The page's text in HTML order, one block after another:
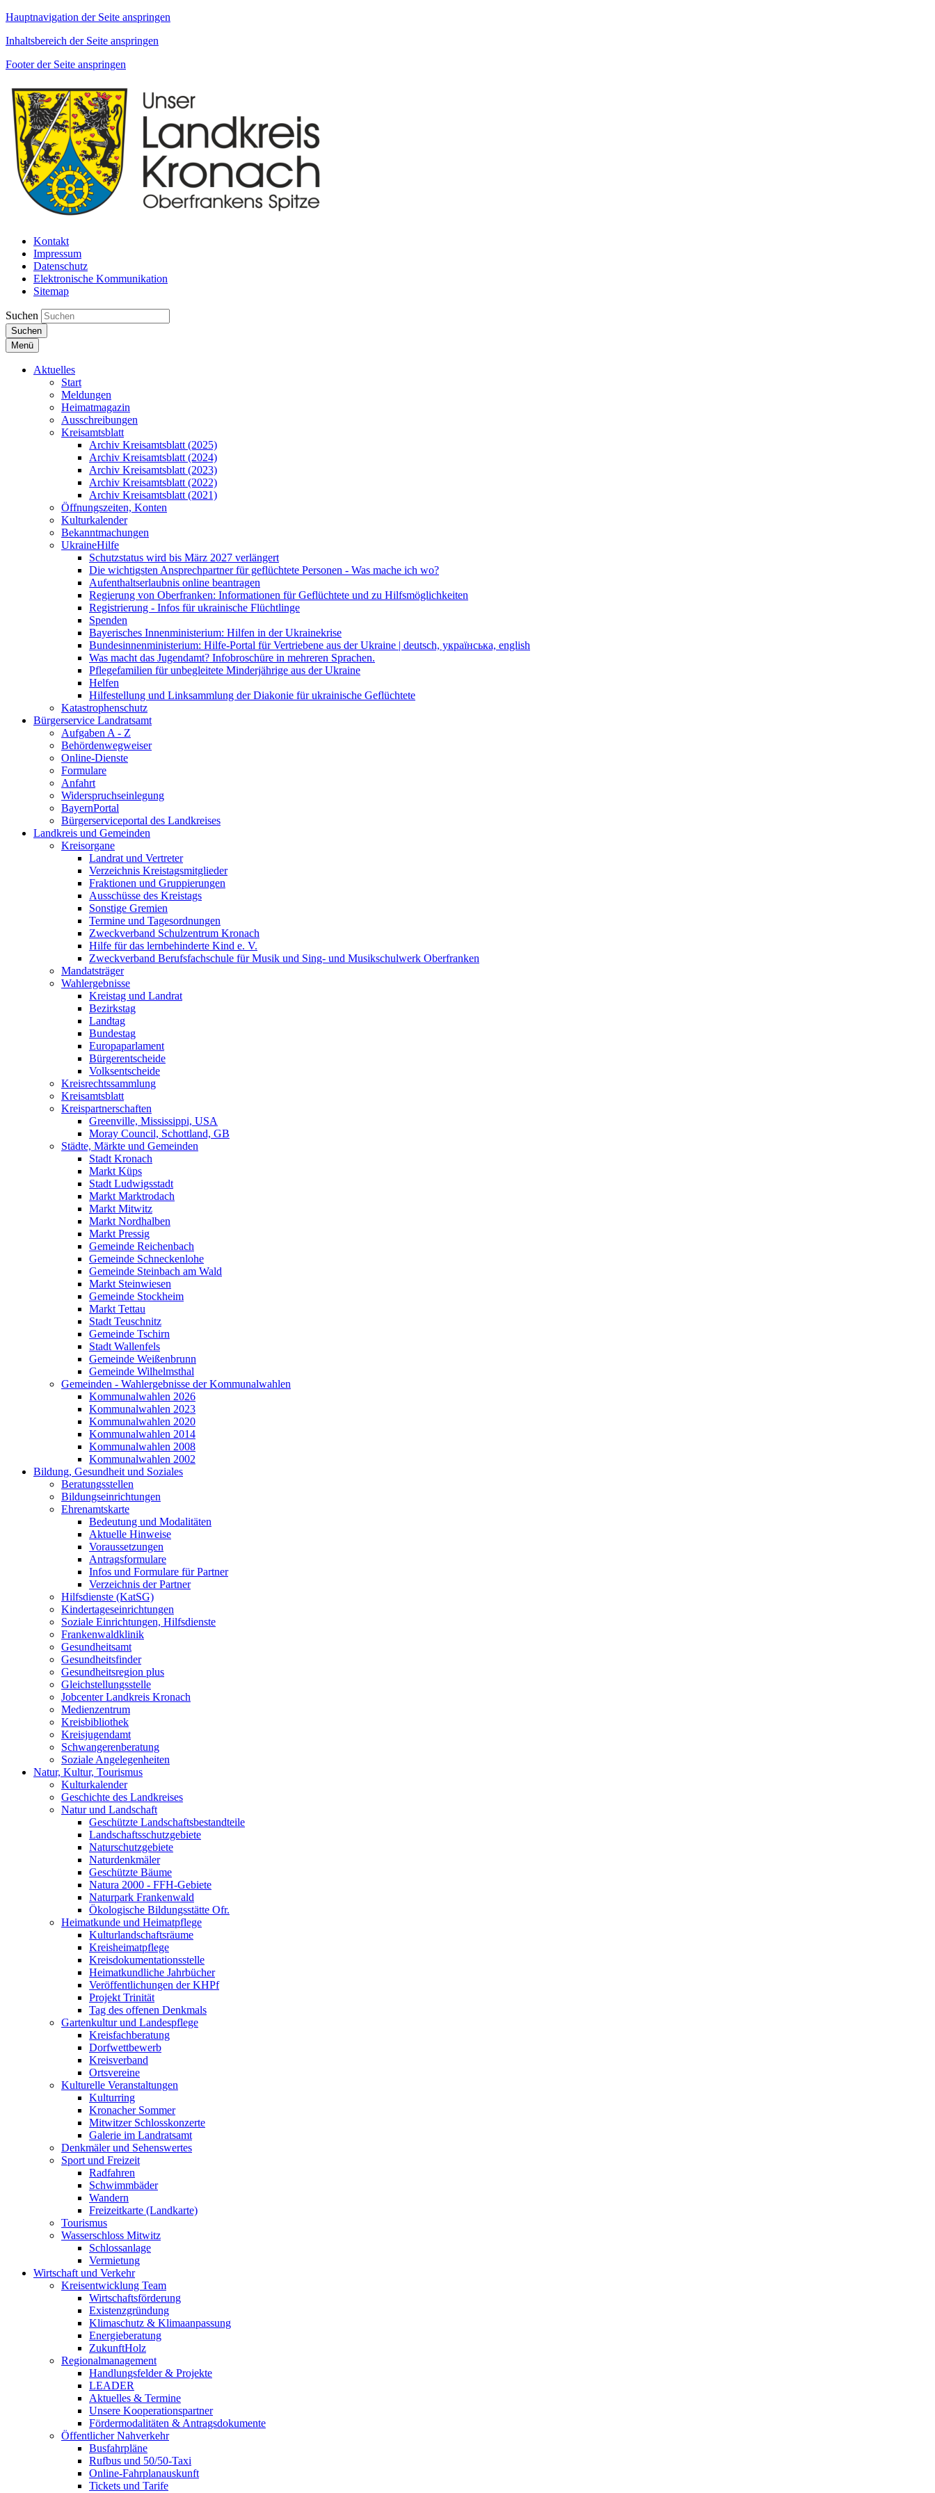
Hauptnavigation der Seite anspringen
Inhaltsbereich der Seite anspringen
Footer der Seite anspringen
Kontakt
Impressum
Datenschutz
Elektronische Kommunikation
Sitemap
Suchen
Suchen
Menü
Aktuelles
Start
Meldungen
Heimatmagazin
Ausschreibungen
Kreisamtsblatt
Archiv Kreisamtsblatt (2025)
Archiv Kreisamtsblatt (2024)
Archiv Kreisamtsblatt (2023)
Archiv Kreisamtsblatt (2022)
Archiv Kreisamtsblatt (2021)
Öffnungszeiten, Konten
Kulturkalender
Bekanntmachungen
UkraineHilfe
Schutzstatus wird bis März 2027 verlängert
Die wichtigsten Ansprechpartner für geflüchtete Personen - Was mache ich wo?
Aufenthaltserlaubnis online beantragen
Regierung von Oberfranken: Informationen für Geflüchtete und zu Hilfsmöglichkeiten
Registrierung - Infos für ukrainische Flüchtlinge
Spenden
Bayerisches Innenministerium: Hilfen in der Ukrainekrise
Bundesinnenministerium: Hilfe-Portal für Vertriebene aus der Ukraine | deutsch, українська, english
Was macht das Jugendamt? Infobroschüre in mehreren Sprachen.
Pflegefamilien für unbegleitete Minderjährige aus der Ukraine
Helfen
Hilfestellung und Linksammlung der Diakonie für ukrainische Geflüchtete
Katastrophenschutz
Bürgerservice Landratsamt
Aufgaben A - Z
Behördenwegweiser
Online-Dienste
Formulare
Anfahrt
Widerspruchseinlegung
BayernPortal
Bürgerserviceportal des Landkreises
Landkreis und Gemeinden
Kreisorgane
Landrat und Vertreter
Verzeichnis Kreistagsmitglieder
Fraktionen und Gruppierungen
Ausschüsse des Kreistags
Sonstige Gremien
Termine und Tagesordnungen
Zweckverband Schulzentrum Kronach
Hilfe für das lernbehinderte Kind e. V.
Zweckverband Berufsfachschule für Musik und Sing- und Musikschulwerk Oberfranken
Mandatsträger
Wahlergebnisse
Kreistag und Landrat
Bezirkstag
Landtag
Bundestag
Europaparlament
Bürgerentscheide
Volksentscheide
Kreisrechtssammlung
Kreisamtsblatt
Kreispartnerschaften
Greenville, Mississippi, USA
Moray Council, Schottland, GB
Städte, Märkte und Gemeinden
Stadt Kronach
Markt Küps
Stadt Ludwigsstadt
Markt Marktrodach
Markt Mitwitz
Markt Nordhalben
Markt Pressig
Gemeinde Reichenbach
Gemeinde Schneckenlohe
Gemeinde Steinbach am Wald
Markt Steinwiesen
Gemeinde Stockheim
Markt Tettau
Stadt Teuschnitz
Gemeinde Tschirn
Stadt Wallenfels
Gemeinde Weißenbrunn
Gemeinde Wilhelmsthal
Gemeinden - Wahlergebnisse der Kommunalwahlen
Kommunalwahlen 2026
Kommunalwahlen 2023
Kommunalwahlen 2020
Kommunalwahlen 2014
Kommunalwahlen 2008
Kommunalwahlen 2002
Bildung, Gesundheit und Soziales
Beratungsstellen
Bildungseinrichtungen
Ehrenamtskarte
Bedeutung und Modalitäten
Aktuelle Hinweise
Voraussetzungen
Antragsformulare
Infos und Formulare für Partner
Verzeichnis der Partner
Hilfsdienste (KatSG)
Kindertageseinrichtungen
Soziale Einrichtungen, Hilfsdienste
Frankenwaldklinik
Gesundheitsamt
Gesundheitsfinder
Gesundheitsregion plus
Gleichstellungsstelle
Jobcenter Landkreis Kronach
Medienzentrum
Kreisbibliothek
Kreisjugendamt
Schwangerenberatung
Soziale Angelegenheiten
Natur, Kultur, Tourismus
Kulturkalender
Geschichte des Landkreises
Natur und Landschaft
Geschützte Landschaftsbestandteile
Landschaftsschutzgebiete
Naturschutzgebiete
Naturdenkmäler
Geschützte Bäume
Natura 2000 - FFH-Gebiete
Naturpark Frankenwald
Ökologische Bildungsstätte Ofr.
Heimatkunde und Heimatpflege
Kulturlandschaftsräume
Kreisheimatpflege
Kreisdokumentationsstelle
Heimatkundliche Jahrbücher
Veröffentlichungen der KHPf
Projekt Trinität
Tag des offenen Denkmals
Gartenkultur und Landespflege
Kreisfachberatung
Dorfwettbewerb
Kreisverband
Ortsvereine
Kulturelle Veranstaltungen
Kulturring
Kronacher Sommer
Mitwitzer Schlosskonzerte
Galerie im Landratsamt
Denkmäler und Sehenswertes
Sport und Freizeit
Radfahren
Schwimmbäder
Wandern
Freizeitkarte (Landkarte)
Tourismus
Wasserschloss Mitwitz
Schlossanlage
Vermietung
Wirtschaft und Verkehr
Kreisentwicklung Team
Wirtschaftsförderung
Existenzgründung
Klimaschutz & Klimaanpassung
Energieberatung
ZukunftHolz
Regionalmanagement
Handlungsfelder & Projekte
LEADER
Aktuelles & Termine
Unsere Kooperationspartner
Fördermodalitäten & Antragsdokumente
Öffentlicher Nahverkehr
Busfahrpläne
Rufbus und 50/50-Taxi
Online-Fahrplanauskunft
Tickets und Tarife